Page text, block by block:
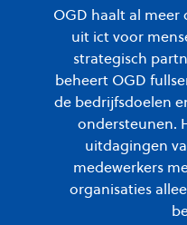
OGD haalt al meer
uit ict voor
strategisch
beheert OGD
de bedrijfsdoelen
ondersteunen.
uitdagingen
medewerkers
organisaties